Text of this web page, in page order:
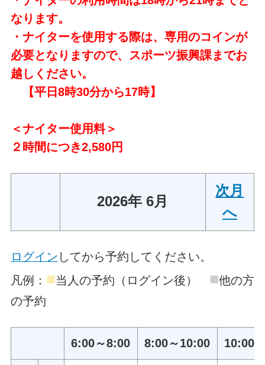
なります。
・ナイターを使用する際は、専用のコインが
必要となりますので、スポーツ振興課までお
越しください。
【平日8時30分から17時】
＜ナイター使用料＞
２時間につき2,580円
2026年 6月
次月
へ
ログイン してから予約してください。
凡例： ■当人の予約（ログイン後） ■他の方
の予約
6:00～8:00 8:00～10:00 10:00